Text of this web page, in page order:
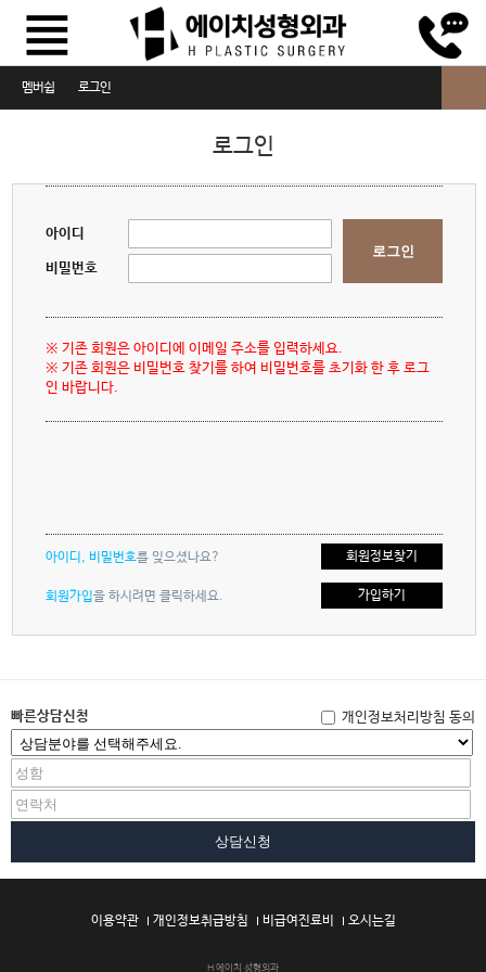
멤버쉽 로그인
회원정보찾기
비급여진료비안내
로그인
아이디
비밀번호
로그인
※ 기존 회원은 아이디에 이메일 주소를 입력하세요.
※ 기존 회원은 비밀번호 찾기를 하여 비밀번호를 초기화 한 후 로그
인 바랍니다.
아이디, 비밀번호를 잊으셨나요? 회원정보찾기
회원가입을 하시려면 클릭하세요. 가입하기
빠른상담신청 개인정보처리방침 동의
상담신청
이용약관 개인정보취급방침 비급여진료비 오시는길
H 에이치 성형외과